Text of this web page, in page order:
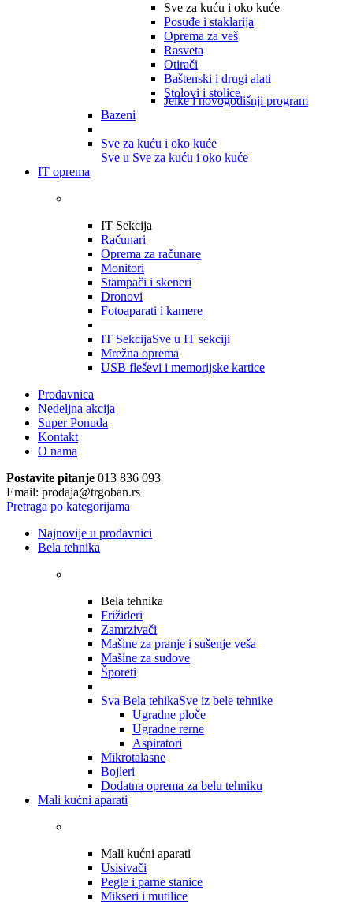
Sve za kuću i oko kuće
Posuđe i staklarija
Oprema za veš
Rasveta
Otirači
Baštenski i drugi alati
Stolovi i stolice
Jelke i novogodišnji program
Bazeni
Sve za kuću i oko kuće
Sve u Sve za kuću i oko kuće
IT oprema
IT Sekcija
Računari
Oprema za računare
Monitori
Stampači i skeneri
Dronovi
Fotoaparati i kamere
IT SekcijaSve u IT sekciji
Mrežna oprema
USB fleševi i memorijske kartice
Prodavnica
Nedeljna akcija
Super Ponuda
Kontakt
O nama
Postavite pitanje 013 836 093
Email: prodaja@trgoban.rs
Pretraga po kategorijama
Najnovije u prodavnici
Bela tehnika
Bela tehnika
Frižideri
Zamrzivači
Mašine za pranje i sušenje veša
Mašine za sudove
Šporeti
Sva Bela tehikaSve iz bele tehnike
Ugradne ploče
Ugradne rerne
Aspiratori
Mikrotalasne
Bojleri
Dodatna oprema za belu tehniku
Mali kućni aparati
Mali kućni aparati
Usisivači
Pegle i parne stanice
Mikseri i mutilice